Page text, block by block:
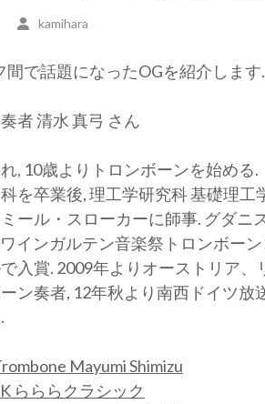
kamihara
間で話題になったOGを紹介します.
者 清水 真弓 さん
, 10歳よりトロンボーンを始める.
を卒業後, 理工学研究科 基礎理工
ール・スローカーに師事. グダニ
インガルテン音楽祭トロンボー
入賞. 2009年よりオーストリア
ン奏者, 12年秋より南西ドイツ放
Mayumi Shimizu
らららクラシック